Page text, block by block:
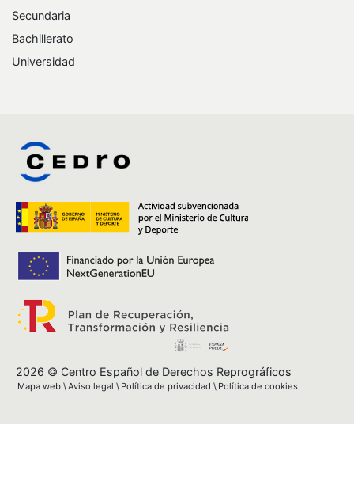
Secundaria
Bachillerato
Universidad
2026 © Centro Español de Derechos Reprográficos
Mapa web Aviso legal Política de privacidad Política de cookies